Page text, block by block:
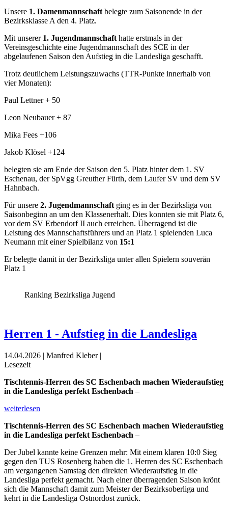
Unsere 1. Damenmannschaft belegte zum Saisonende in der
Bezirksklasse A den 4. Platz.
Mit unserer 1. Jugendmannschaft hatte erstmals in der
Vereinsgeschichte eine Jugendmannschaft des SCE in der
abgelaufenen Saison den Aufstieg in die Landesliga geschafft.
Trotz deutlichem Leistungszuwachs (TTR-Punkte innerhalb von
vier Monaten):
Paul Lettner + 50
Leon Neubauer + 87
Mika Fees +106
Jakob Klösel +124
belegten sie am Ende der Saison den 5. Platz hinter dem 1. SV
Eschenau, der SpVgg Greuther Fürth, dem Laufer SV und dem SV
Hahnbach.
Für unsere 2. Jugendmannschaft ging es in der Bezirksliga von
Saisonbeginn an um den Klassenerhalt. Dies konnten sie mit Platz 6,
vor dem SV Erbendorf II auch erreichen. Überragend ist die
Leistung des Mannschaftsführers und an Platz 1 spielenden Luca
Neumann mit einer Spielbilanz von 15:1
Er belegte damit in der Bezirksliga unter allen Spielern souverän
Platz 1
Ranking Bezirksliga Jugend
Herren 1 - Aufstieg in die Landesliga
14.04.2026 | Manfred Kleber |
Lesezeit
Tischtennis-Herren des SC Eschenbach machen Wiederaufstieg
in die Landesliga perfekt Eschenbach –
weiterlesen
Tischtennis-Herren des SC Eschenbach machen Wiederaufstieg
in die Landesliga perfekt Eschenbach –
Der Jubel kannte keine Grenzen mehr: Mit einem klaren 10:0 Sieg
gegen den TUS Rosenberg haben die 1. Herren des SC Eschenbach
am vergangenen Samstag den direkten Wiederaufstieg in die
Landesliga perfekt gemacht. Nach einer überragenden Saison krönt
sich die Mannschaft damit zum Meister der Bezirksoberliga und
kehrt in die Landesliga Ostnordost zurück.